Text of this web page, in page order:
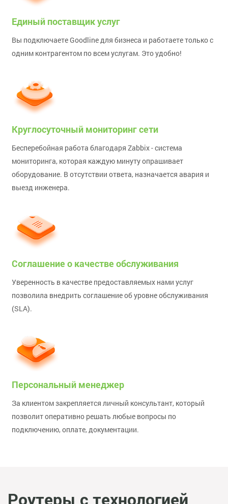
Единый поставщик услуг
Вы подключаете Goodline для бизнеса и работаете только с
одним контрагентом по всем услугам. Это удобно!
Круглосуточный мониторинг сети
Бесперебойная работа благодаря Zabbix - система
мониторинга, которая каждую минуту опрашивает
оборудование. В отсутствии ответа, назначается авария и
выезд инженера.
Соглашение о качестве обслуживания
Уверенность в качестве предоставляемых нами услуг
позволила внедрить соглашение об уровне обслуживания
(SLA).
Персональный менеджер
За клиентом закрепляется личный консультант, который
позволит оперативно решать любые вопросы по
подключению, оплате, документации.
Роутеры с технологией